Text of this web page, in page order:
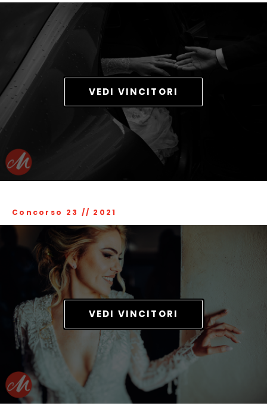
VEDI VINCITORI
Concorso 23 // 2021
VEDI VINCITORI